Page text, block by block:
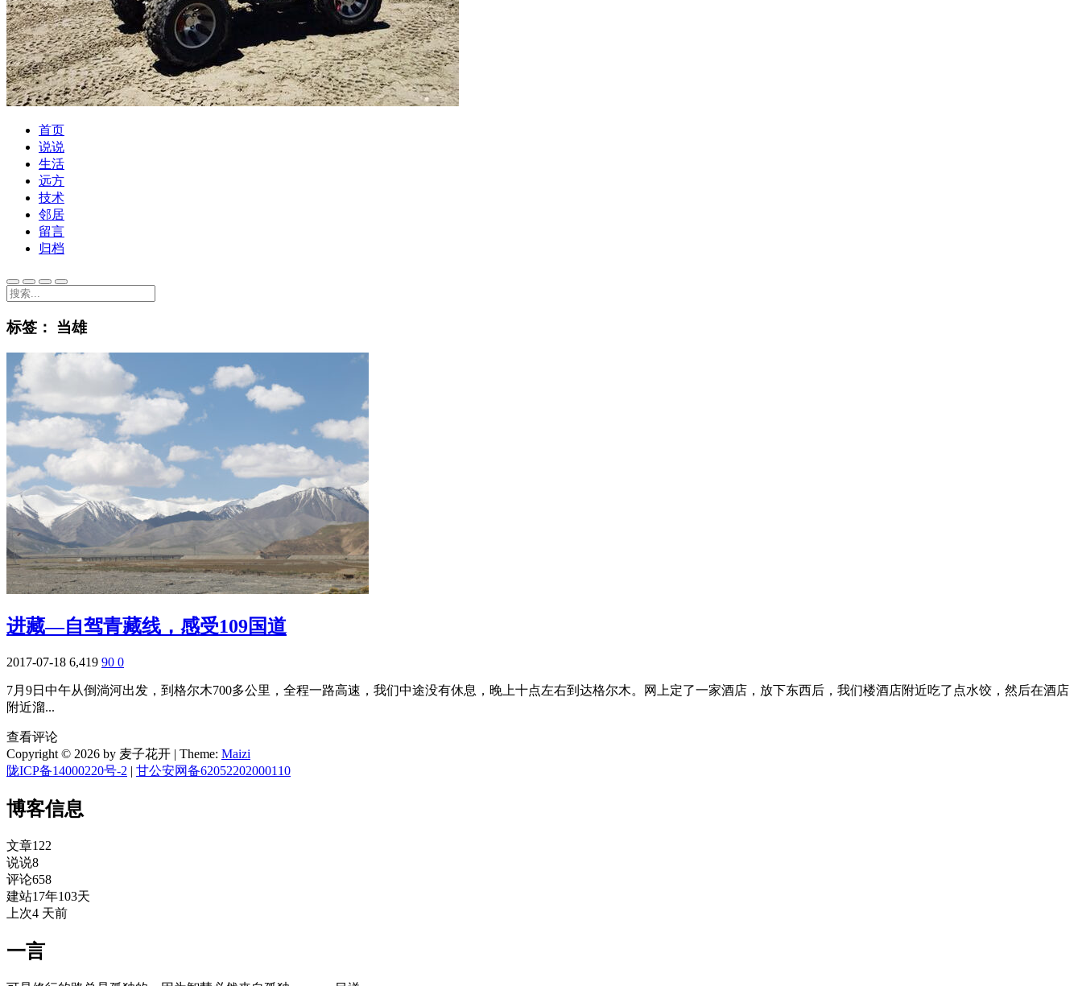
首页
说说
生活
远方
技术
邻居
留言
归档
标签： 当雄
进藏—自驾青藏线，感受109国道
2017-07-18 6,419 90 0
7月9日中午从倒淌河出发，到格尔木700多公里，全程一路高速，我们中途没有休息，晚上十点左右到达格尔木。网上定了一家酒店，放下东西后，我们楼酒店附近吃了点水饺，然后在酒店
附近溜...
查看评论
Copyright © 2026 by 麦子花开 | Theme: Maizi
陇ICP备14000220号-2 | 甘公安网备62052202000110
博客信息
文章122
说说8
评论658
建站17年103天
上次4 天前
一言